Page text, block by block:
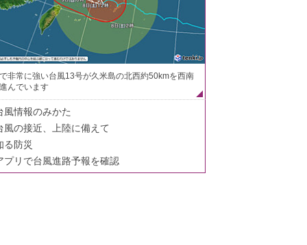
非常に強い台風13号が久米島の北西約50kmを西南
んでいます
風情報のみかた
風の接近、上陸に備えて
る防災
プリで台風進路予報を確認